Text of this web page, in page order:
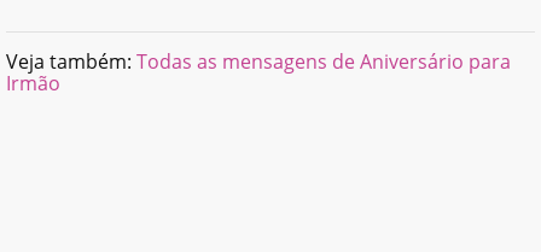
Veja também: Todas as mensagens de Aniversário para
Irmão